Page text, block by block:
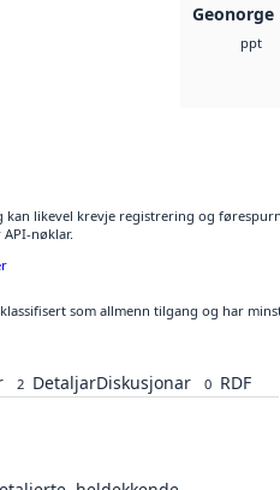
ppt
likevel krevje registrering og
nøklar.
som allmenn tilgang og har
2 DetaljarDiskusjonar 0 RDF